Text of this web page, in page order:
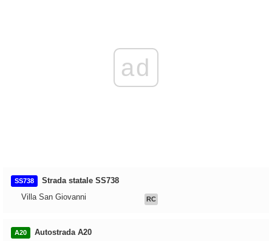
ad
SS738
Strada statale SS738
Villa San Giovanni
RC
A20
Autostrada A20